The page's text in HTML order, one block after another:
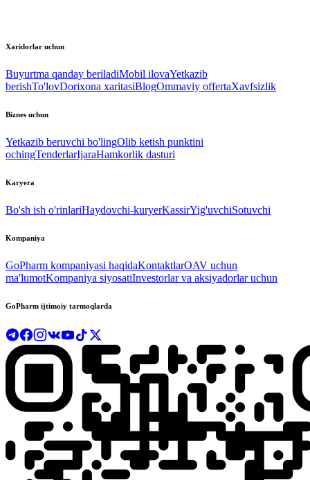
Xaridorlar uchun
Buyurtma qanday beriladiMobil ilovaYetkazib
berishTo'lovDorixona xaritasiBlogOmmaviy offertaXavfsizlik
Biznes uchun
Yetkazib beruvchi bo'lingOlib ketish punktini
ochingTenderlarIjaraHamkorlik dasturi
Karyera
Bo'sh ish o'rinlariHaydovchi-kuryerKassirYig'uvchiSotuvchi
Kompaniya
GoPharm kompaniyasi haqidaKontaktlarOAV uchun
ma'lumotKompaniya siyosatiInvestorlar va aksiyadorlar uchun
GoPharm ijtimoiy tarmoqlarda